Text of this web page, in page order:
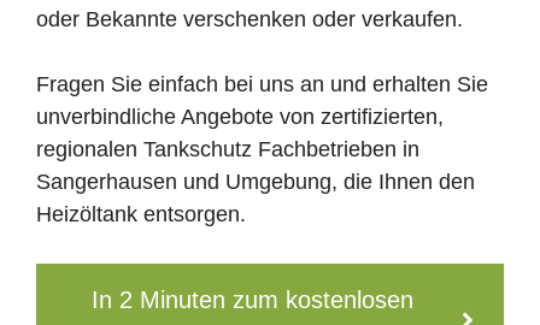
oder Bekannte verschenken oder verkaufen.
Fragen Sie einfach bei uns an und erhalten Sie
unverbindliche Angebote von zertifizierten,
regionalen Tankschutz Fachbetrieben in
Sangerhausen und Umgebung, die Ihnen den
Heizöltank entsorgen.
In 2 Minuten zum kostenlosen